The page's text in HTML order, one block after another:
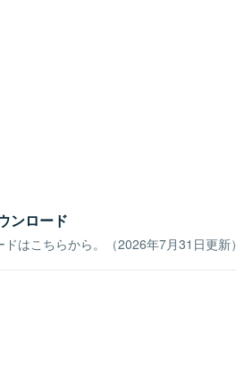
ンロード
はこちらから。（2026年7月31日更新）